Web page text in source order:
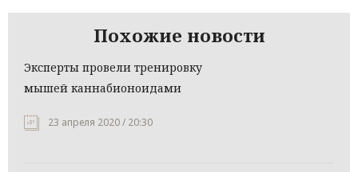
Похожие новости
Эксперты провели тренировку
мышей каннабионоидами
23 апреля 2020 / 20:30